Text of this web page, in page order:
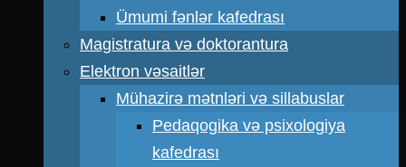
Ümumi fənlər kafedrası
Magistratura və doktorantura
Elektron vəsaitlər
Mühazirə mətnləri və sillabuslar
Pedaqogika və psixologiya
kafedrası